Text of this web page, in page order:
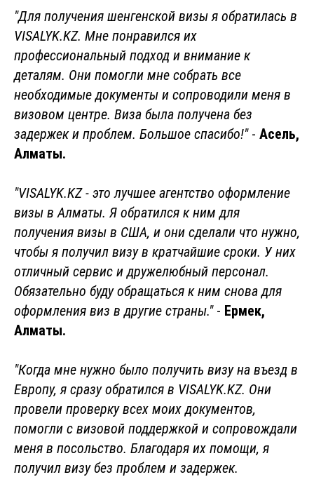
"Для получения шенгенской визы я обратилась в
VISALYK.KZ. Мне понравился их
профессиональный подход и внимание к
деталям. Они помогли мне собрать все
необходимые документы и сопроводили меня в
визовом центре. Виза была получена без
задержек и проблем. Большое спасибо!"- Асель,
Алматы.
"VISALYK.KZ - это лучшее агентство оформление
визы в Алматы. Я обратился к ним для
получения визы в США, и они сделали что нужно,
чтобы я получил визу в кратчайшие сроки. У них
отличный сервис и дружелюбный персонал.
Обязательно буду обращаться к ним снова для
оформления виз в другие страны."- Ермек,
Алматы.
"Когда мне нужно было получить визу на въезд в
Европу, я сразу обратился в VISALYK.KZ. Они
провели проверку всех моих документов,
помогли с визовой поддержкой и сопровождали
меня в посольство. Благодаря их помощи, я
получил визу без проблем и задержек.